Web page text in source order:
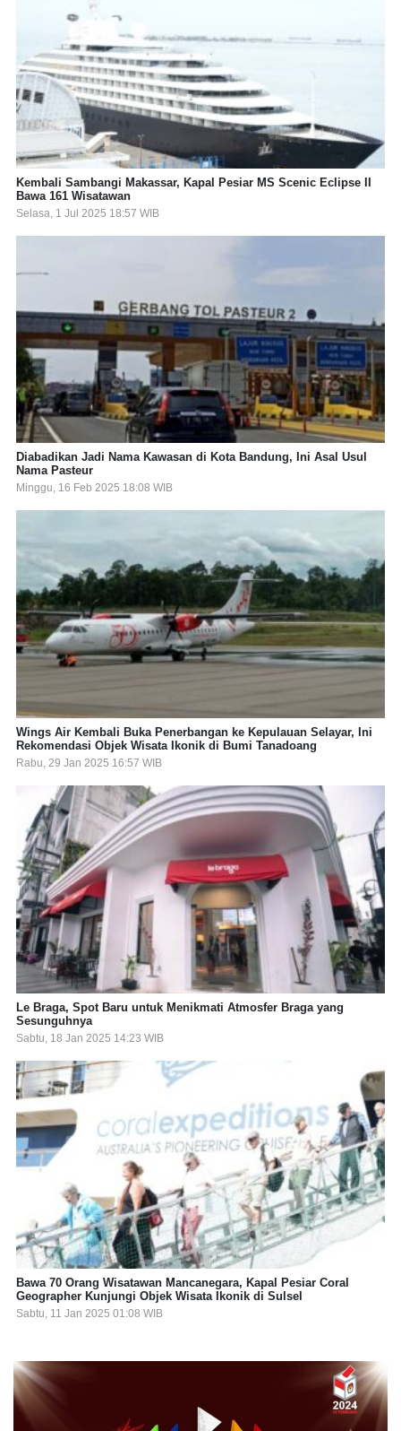
Kembali Sambangi Makassar, Kapal Pesiar MS Scenic Eclipse II
Bawa 161 Wisatawan
Selasa, 1 Jul 2025 18:57 WIB
Diabadikan Jadi Nama Kawasan di Kota Bandung, Ini Asal Usul
Nama Pasteur
Minggu, 16 Feb 2025 18:08 WIB
Wings Air Kembali Buka Penerbangan ke Kepulauan Selayar, Ini
Rekomendasi Objek Wisata Ikonik di Bumi Tanadoang
Rabu, 29 Jan 2025 16:57 WIB
Le Braga, Spot Baru untuk Menikmati Atmosfer Braga yang
Sesunguhnya
Sabtu, 18 Jan 2025 14:23 WIB
Bawa 70 Orang Wisatawan Mancanegara, Kapal Pesiar Coral
Geographer Kunjungi Objek Wisata Ikonik di Sulsel
Sabtu, 11 Jan 2025 01:08 WIB